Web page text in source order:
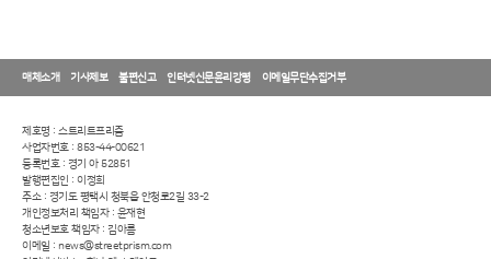
매체소개 기사제보 불편신고 인터넷신문윤리강령 이메일무단수집거부
제호명 : 스트리트프리즘
사업자번호 : 853-44-00621
등록번호 : 경기 아 52851
발행편집인 : 이정희
주소 : 경기도 평택시 청북읍 안청로2길 33-2
개인정보처리 책임자 : 윤재현
청소년보호 책임자 : 김아름
이메일 : news@streetprism.com